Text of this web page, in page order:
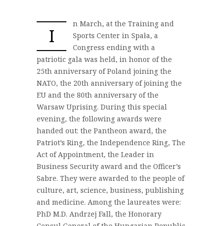
I
n March, at the Training and
Sports Center in Spała, a
Congress ending with a
patriotic gala was held, in honor of the
25th anniversary of Poland joining the
NATO, the 20th anniversary of joining the
EU and the 80th anniversary of the
Warsaw Uprising. During this special
evening, the following awards were
handed out: the Pantheon award, the
Patriot’s Ring, the Independence Ring, The
Act of Appointment, the Leader in
Business Security award and the Officer’s
Sabre. They were awarded to the people of
culture, art, science, business, publishing
and medicine. Among the laureates were:
PhD M.D. Andrzej Fall, the Honorary